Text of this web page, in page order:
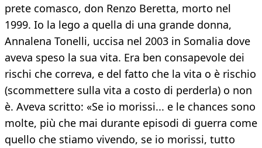
prete comasco, don Renzo Beretta, morto nel
1999. Io la lego a quella di una grande donna,
Annalena Tonelli, uccisa nel 2003 in Somalia dove
aveva speso la sua vita. Era ben consapevole dei
rischi che correva, e del fatto che la vita o è rischio
(scommettere sulla vita a costo di perderla) o non
è. Aveva scritto: «Se io morissi... e le chances sono
molte, più che mai durante episodi di guerra come
quello che stiamo vivendo, se io morissi, tutto